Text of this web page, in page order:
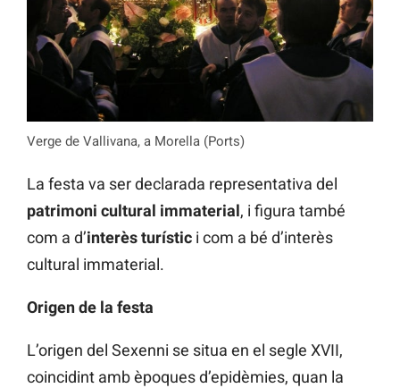
Verge de Vallivana, a Morella (Ports)
La festa va ser declarada representativa del
patrimoni cultural immaterial, i figura també
com a d’interès turístic i com a bé d’interès
cultural immaterial.
Origen de la festa
L’origen del Sexenni se situa en el segle XVII,
coincidint amb èpoques d’epidèmies, quan la